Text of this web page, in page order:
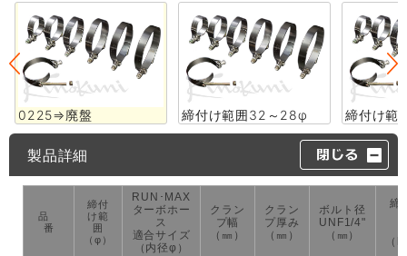
0225⇒廃盤 締付け範囲32～28φ 締付け範
製品詳細
品
番
締付
け範
囲
（φ）
RUN･MAX
ターボホー
ス
適合サイズ
（内径φ）
クラン
プ幅
（㎜）
クラン
プ厚み
（㎜）
ボルト径
UNF1/4"
（㎜）
締
（